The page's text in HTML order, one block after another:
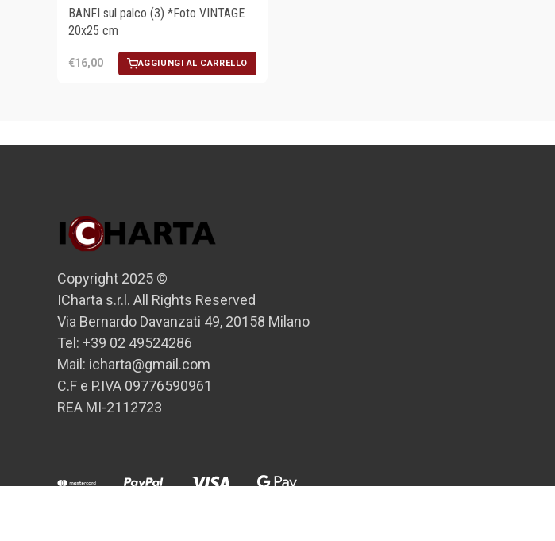
BANFI sul palco (3) *Foto VINTAGE
20x25 cm
€16,00 AGGIUNGI AL CARRELLO
Copyright 2025 ©
ICharta s.r.l. All Rights Reserved
Via Bernardo Davanzati 49, 20158 Milano
Tel: +39 02 49524286
Mail: icharta@gmail.com
C.F e P.IVA 09776590961
REA MI-2112723